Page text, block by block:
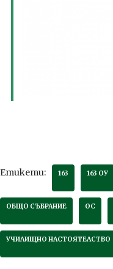
Етикети: 163 163 ОУ
ОБЩО СЪБРАНИЕ ОС
УЧИЛИЩНО НАСТОЯТЕЛСТВО